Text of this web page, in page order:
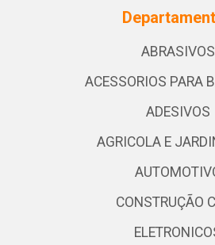
ABRASIVOS
ACESSORIOS PARA
ADESIVOS
AGRICOLA E
CONSTRUÇÃO